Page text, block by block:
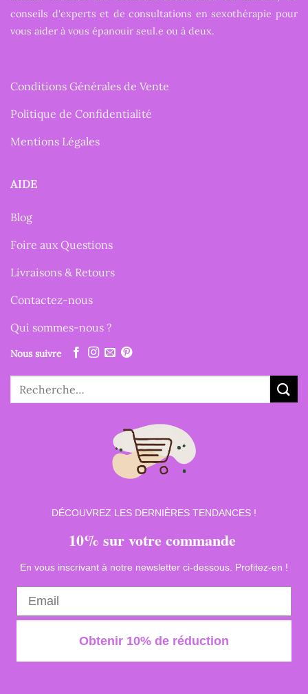
conseils d'experts et de consultations en sexothérapie pour
vous aider à vous épanouir seul.e ou à deux.
Conditions Générales de Vente
Politique de Confidentialité
Mentions Légales
AIDE
Blog
Foire aux Questions
Livraisons & Retours
Contactez-nous
Qui sommes-nous ?
Nous suivre
Recherche
pour :
DÉCOUVREZ LES DERNIÈRES TENDANCES !
10% sur votre commande
En vous inscrivant à notre newsletter ci-dessous. Profitez-en !
Obtenir 10% de réduction